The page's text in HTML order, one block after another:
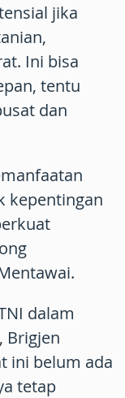
jika
Ini bisa
tentu
dan
kepentingan
dalam
Brigjen
ini belum ada
tetap